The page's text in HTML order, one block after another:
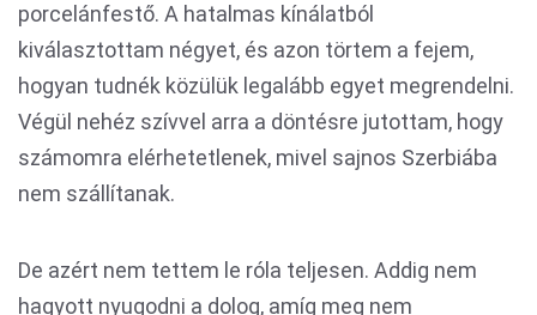
porcelánfestő. A hatalmas kínálatból
kiválasztottam négyet, és azon törtem a fejem,
hogyan tudnék közülük legalább egyet megrendelni.
Végül nehéz szívvel arra a döntésre jutottam, hogy
számomra elérhetetlenek, mivel sajnos Szerbiába
nem szállítanak.
De azért nem tettem le róla teljesen. Addig nem
hagyott nyugodni a dolog, amíg meg nem